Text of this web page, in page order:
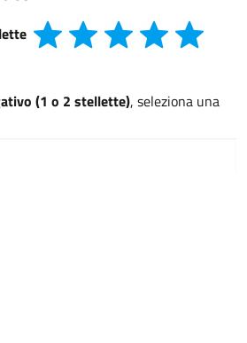
(1 o 2 stellette), seleziona una